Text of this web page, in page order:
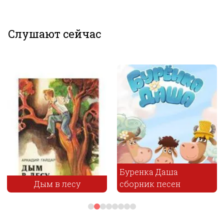
Слушают сейчас
Дым в лесу
Буренка Даша
сборник песен